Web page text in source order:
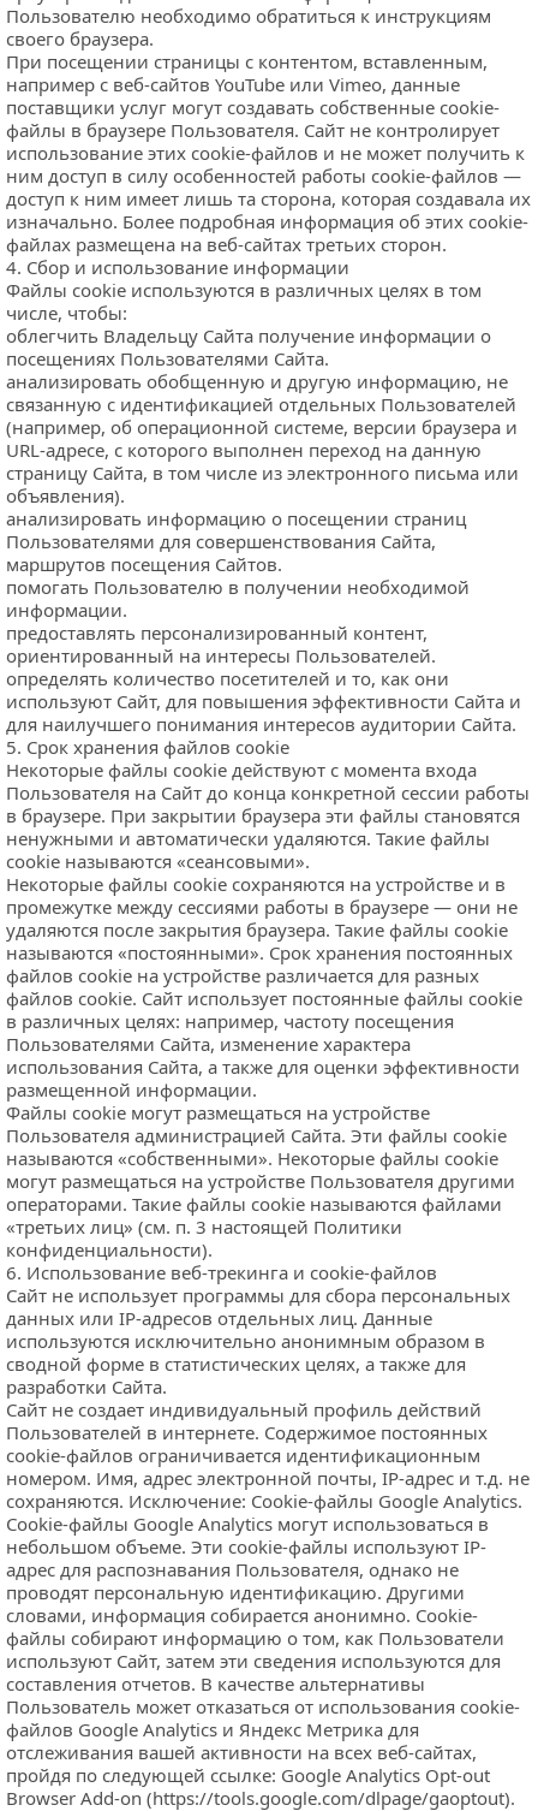
Пользователю необходимо обратиться к инструкциям
своего браузера.
При посещении страницы с контентом, вставленным,
например с веб-сайтов YouTube или Vimeo, данные
поставщики услуг могут создавать собственные cookie-
файлы в браузере Пользователя. Сайт не контролирует
использование этих cookie-файлов и не может получить к
ним доступ в силу особенностей работы cookie-файлов —
доступ к ним имеет лишь та сторона, которая создавала их
изначально. Более подробная информация об этих cookie-
файлах размещена на веб-сайтах третьих сторон.
4. Сбор и использование информации
Файлы cookie используются в различных целях в том
числе, чтобы:
облегчить Владельцу Сайта получение информации о
посещениях Пользователями Сайта.
анализировать обобщенную и другую информацию, не
связанную с идентификацией отдельных Пользователей
(например, об операционной системе, версии браузера и
URL-адресе, с которого выполнен переход на данную
страницу Сайта, в том числе из электронного письма или
объявления).
анализировать информацию о посещении страниц
Пользователями для совершенствования Сайта,
маршрутов посещения Сайтов.
помогать Пользователю в получении необходимой
информации.
предоставлять персонализированный контент,
ориентированный на интересы Пользователей.
определять количество посетителей и то, как они
используют Сайт, для повышения эффективности Сайта и
для наилучшего понимания интересов аудитории Сайта.
5. Срок хранения файлов cookie
Некоторые файлы cookie действуют с момента входа
Пользователя на Сайт до конца конкретной сессии работы
в браузере. При закрытии браузера эти файлы становятся
ненужными и автоматически удаляются. Такие файлы
cookie называются «сеансовыми».
Некоторые файлы cookie сохраняются на устройстве и в
промежутке между сессиями работы в браузере — они не
удаляются после закрытия браузера. Такие файлы cookie
называются «постоянными». Срок хранения постоянных
файлов cookie на устройстве различается для разных
файлов cookie. Сайт использует постоянные файлы cookie
в различных целях: например, частоту посещения
Пользователями Сайта, изменение характера
использования Сайта, а также для оценки эффективности
размещенной информации.
Файлы cookie могут размещаться на устройстве
Пользователя администрацией Сайта. Эти файлы cookie
называются «собственными». Некоторые файлы cookie
могут размещаться на устройстве Пользователя другими
операторами. Такие файлы cookie называются файлами
«третьих лиц» (см. п. 3 настоящей Политики
конфиденциальности).
6. Использование веб-трекинга и cookie-файлов
Сайт не использует программы для сбора персональных
данных или IP-адресов отдельных лиц. Данные
используются исключительно анонимным образом в
сводной форме в статистических целях, а также для
разработки Сайта.
Сайт не создает индивидуальный профиль действий
Пользователей в интернете. Содержимое постоянных
cookie-файлов ограничивается идентификационным
номером. Имя, адрес электронной почты, IP-адрес и т.д. не
сохраняются. Исключение: Cookie-файлы Google Analytics.
Cookie-файлы Google Analytics могут использоваться в
небольшом объеме. Эти cookie-файлы используют IP-
адрес для распознавания Пользователя, однако не
проводят персональную идентификацию. Другими
словами, информация собирается анонимно. Сookie-
файлы собирают информацию о том, как Пользователи
используют Сайт, затем эти сведения используются для
составления отчетов. В качестве альтернативы
Пользователь может отказаться от использования cookie-
файлов Google Analytics и Яндекс Метрика для
отслеживания вашей активности на всех веб-сайтах,
пройдя по следующей ссылке: Google Analytics Opt-out
Browser Add-on (https://tools.google.com/dlpage/gaoptout).